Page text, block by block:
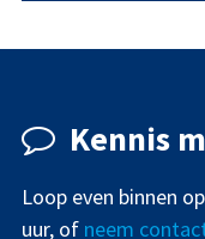
Kennis
Loop even binnen
uur, of neem